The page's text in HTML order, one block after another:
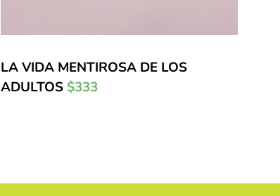
LA VIDA MENTIROSA DE LOS
ADULTOS $333